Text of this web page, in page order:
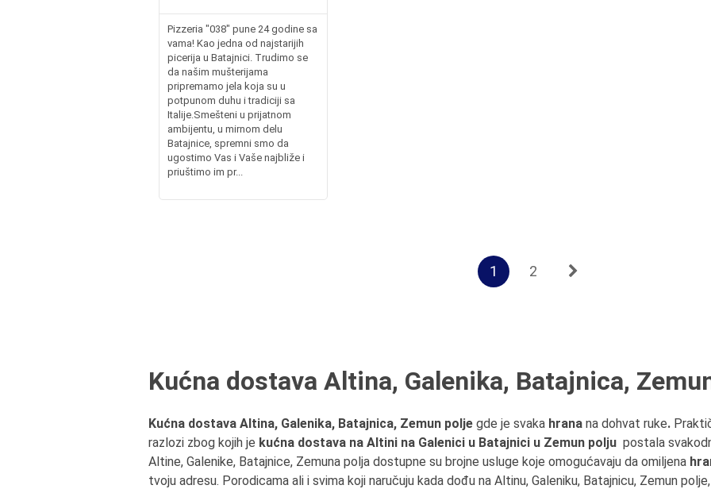
Pizzeria "038" pune 24 godine sa
vama! Kao jedna od najstarijih
picerija u Batajnici. Trudimo se
da našim mušterijama
pripremamo jela koja su u
potpunom duhu i tradiciji sa
Italije.Smešteni u prijatnom
ambijentu, u mirnom delu
Batajnice, spremni smo da
ugostimo Vas i Vaše najbliže i
priuštimo im pr...
1 2
Kućna dostava Altina, Galenika, Batajnica,
Kućna dostava Altina, Galenika, Batajnica, Zemun polje gde je svaka hrana na dohvat ruke.
razlozi zbog kojih je kućna dostava na Altini na Galenici u Batajnici u Zemun polju postala
Altine, Galenike, Batajnice, Zemuna polja dostupne su brojne usluge koje omogućavaju da omiljena
tvoju adresu. Porodicama ali i svima koji naručuju kada dođu na Altinu, Galeniku, Batajnicu, Zemun